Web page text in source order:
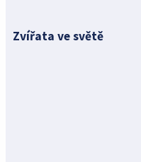
Zvířata ve světě